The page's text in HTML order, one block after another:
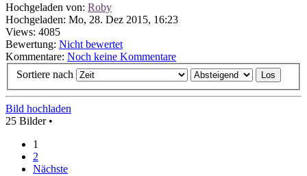
Hochgeladen von: Roby
Hochgeladen: Mo, 28. Dez 2015, 16:23
Views: 4085
Bewertung: Nicht bewertet
Kommentare: Noch keine Kommentare
Sortiere nach
Bild hochladen
25 Bilder •
1
2
Nächste